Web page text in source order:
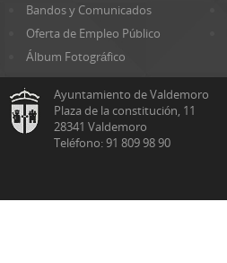
Bandos y Comunicados
Oferta de Empleo Público
Álbum Fotográfico
Ayuntamiento de Valdemoro
Plaza de la constitución, 11
28341 Valdemoro
Teléfono: 91 809 98 90